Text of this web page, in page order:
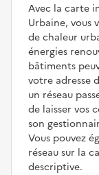
Avec la carte
Urbaine, vous
de chaleur
énergies
bâtiments
votre adresse
un réseau
de laisser vos
son
Vous pouvez
réseau sur la
descriptive.